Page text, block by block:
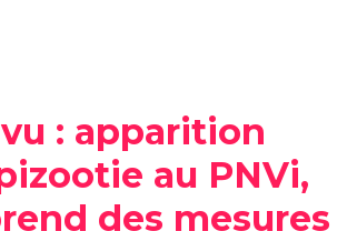
: apparition
au PNVi,
des mesures